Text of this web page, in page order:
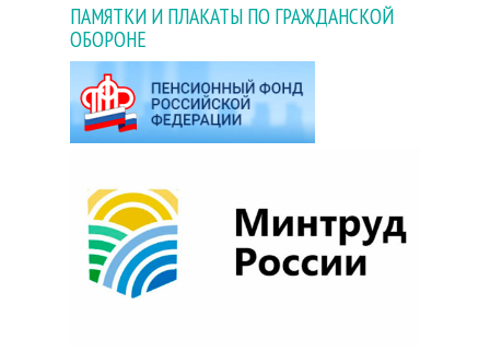
ПАМЯТКИ И ПЛАКАТЫ ПО ГРАЖДАНСКОЙ
ОБОРОНЕ